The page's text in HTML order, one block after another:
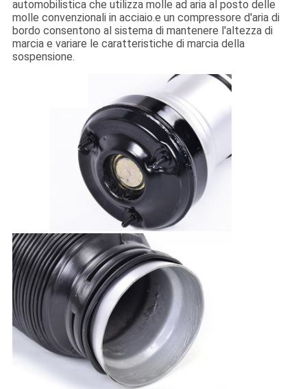
automobilistica che utilizza molle ad aria al posto delle
molle convenzionali in acciaio.e un compressore d'aria di
bordo consentono al sistema di mantenere l'altezza di
marcia e variare le caratteristiche di marcia della
sospensione.